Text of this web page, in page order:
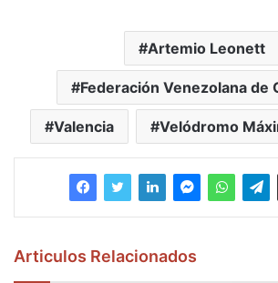
Artemio Leonett
Federación Venezolana de
Valencia Velódromo
Articulos Relacionados